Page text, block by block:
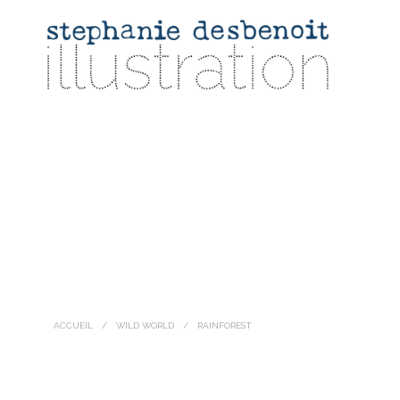
ACCUEIL / WILD WORLD / RAINFOREST